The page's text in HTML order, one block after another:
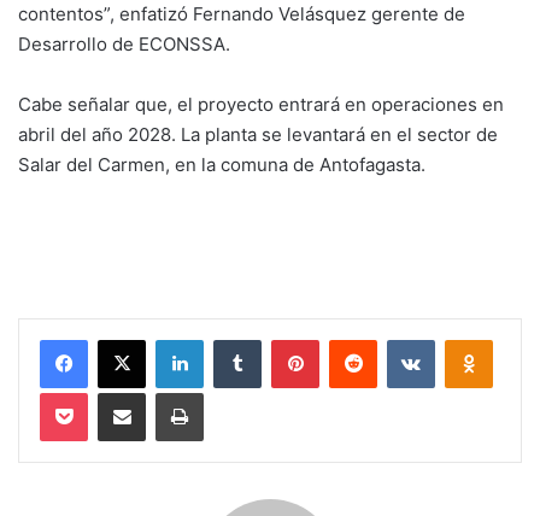
contentos”, enfatizó Fernando Velásquez gerente de
Desarrollo de ECONSSA.
Cabe señalar que, el proyecto entrará en operaciones en
abril del año 2028. La planta se levantará en el sector de
Salar del Carmen, en la comuna de Antofagasta.
Facebook
X LinkedInTumblr PinterestReddit VKontakte
Pocket Compartir via email Imprimir